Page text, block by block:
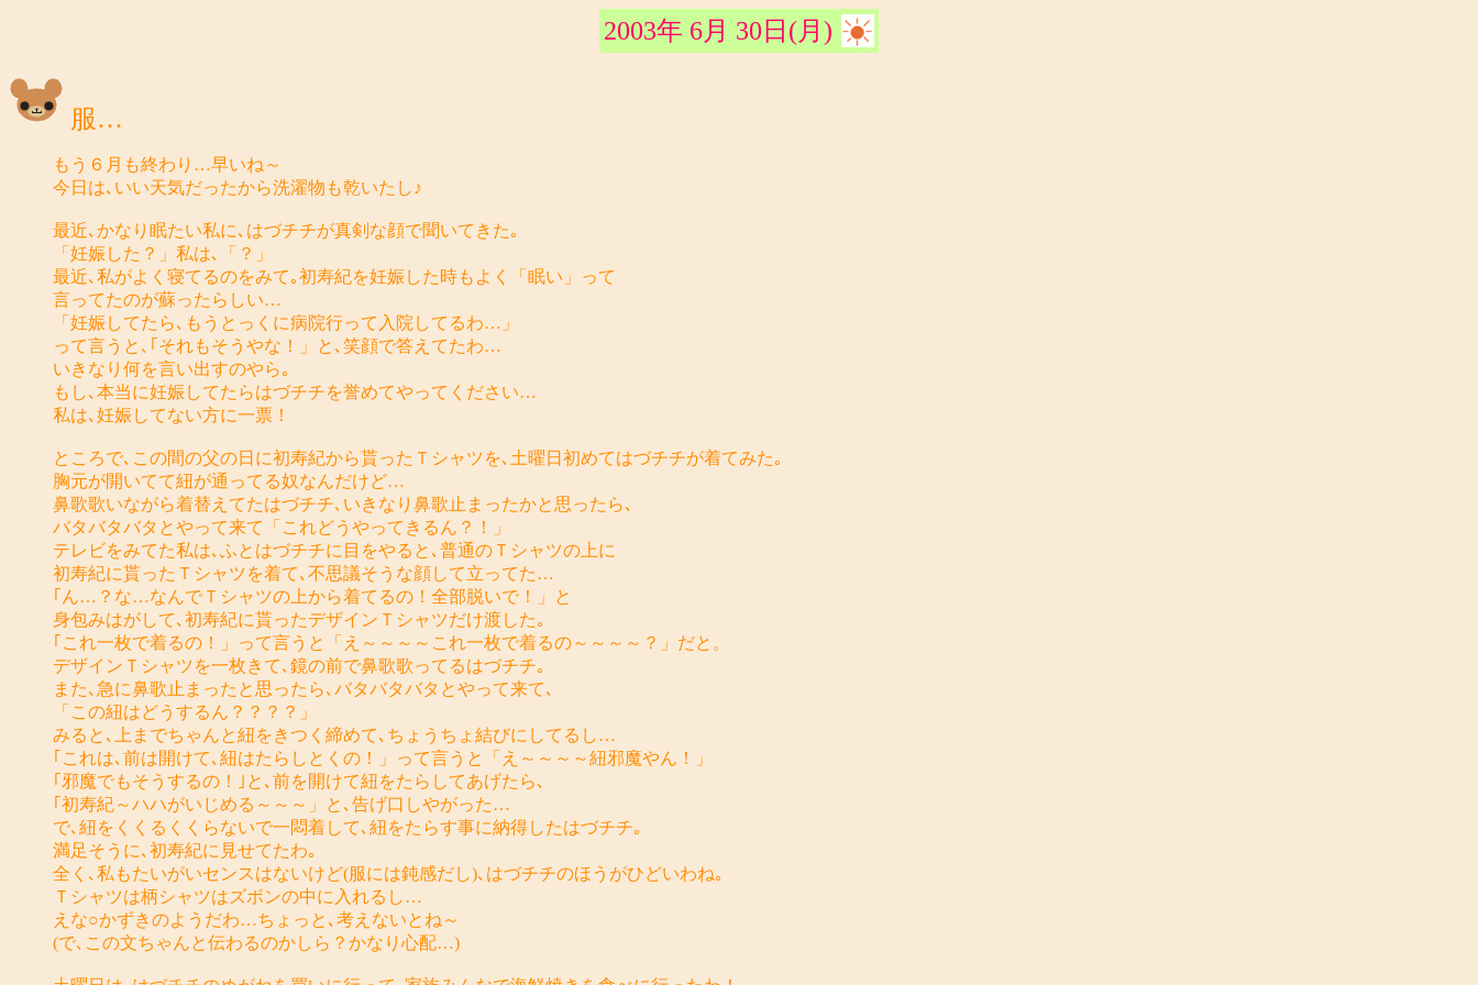
2003年 6月 30日(月)
服…
もう６月も終わり…早いね～
今日は､いい天気だったから洗濯物も乾いたし♪
最近､かなり眠たい私に､はづチチが真剣な顔で聞いてきた｡
「妊娠した？」私は､「？」
最近､私がよく寝てるのをみて｡初寿紀を妊娠した時もよく「眠い」って
言ってたのが蘇ったらしい…
「妊娠してたら､もうとっくに病院行って入院してるわ…」
って言うと､｢それもそうやな！」と､笑顔で答えてたわ…
いきなり何を言い出すのやら｡
もし､本当に妊娠してたらはづチチを誉めてやってください…
私は､妊娠してない方に一票！
ところで､この間の父の日に初寿紀から貰ったＴシャツを､土曜日初めてはづチチが着てみた｡
胸元が開いてて紐が通ってる奴なんだけど…
鼻歌歌いながら着替えてたはづチチ､いきなり鼻歌止まったかと思ったら､
バタバタバタとやって来て「これどうやってきるん？！」
テレビをみてた私は､ふとはづチチに目をやると､普通のＴシャツの上に
初寿紀に貰ったＴシャツを着て､不思議そうな顔して立ってた…
｢ん…？な…なんでＴシャツの上から着てるの！全部脱いで！」と
身包みはがして､初寿紀に貰ったデザインＴシャツだけ渡した｡
｢これ一枚で着るの！」って言うと「え～～～～これ一枚で着るの～～～～？」だと。
デザインＴシャツを一枚きて､鏡の前で鼻歌歌ってるはづチチ｡
また､急に鼻歌止まったと思ったら､バタバタバタとやって来て､
「この紐はどうするん？？？？」
みると､上までちゃんと紐をきつく締めて､ちょうちょ結びにしてるし…
｢これは､前は開けて､紐はたらしとくの！」って言うと「え～～～～紐邪魔やん！」
｢邪魔でもそうするの！｣と､前を開けて紐をたらしてあげたら､
｢初寿紀～ハハがいじめる～～～」と､告げ口しやがった…
で､紐をくくるくくらないで一悶着して､紐をたらす事に納得したはづチチ｡
満足そうに､初寿紀に見せてたわ｡
全く､私もたいがいセンスはないけど(服には鈍感だし)､はづチチのほうがひどいわね｡
Ｔシャツは柄シャツはズボンの中に入れるし…
えな○かずきのようだわ…ちょっと､考えないとね～
(で､この文ちゃんと伝わるのかしら？かなり心配…)